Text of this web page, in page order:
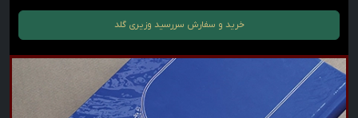
خرید و سفارش سررسید وزیری گلد